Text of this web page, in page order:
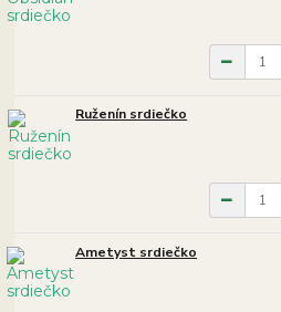
Ruženín srdiečko
Ametyst srdiečko